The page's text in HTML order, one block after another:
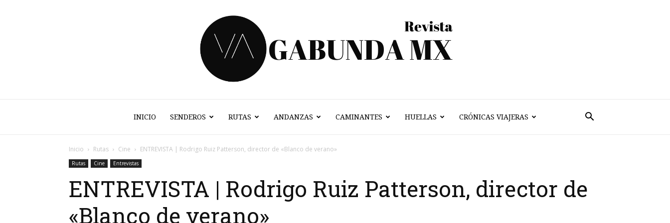
Vagabunda
Mx
INICIO SENDEROS RUTAS ANDANZAS CAMINANTES HUELLAS CRÓNICAS VIAJERAS
Inicio Rutas Cine ENTREVISTA | Rodrigo Ruiz Patterson, director de «Blanco de verano»
Rutas Cine Entrevistas
ENTREVISTA | Rodrigo Ruiz Patterson, director de
«Blanco de verano»